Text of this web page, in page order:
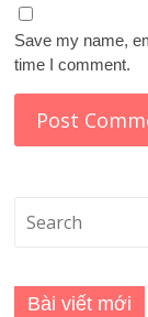
Save my name,
time I comment.
Bài viết mới